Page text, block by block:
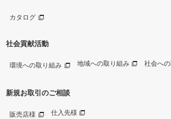
カタログ
社会貢献活動
環境への取り組み 地域への取り組み 社会へ
新規お取引のご相談
販売店様 仕入先様